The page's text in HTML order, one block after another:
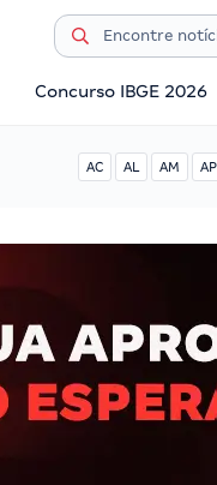
Concurso IBGE 2026
AC AL AM AP